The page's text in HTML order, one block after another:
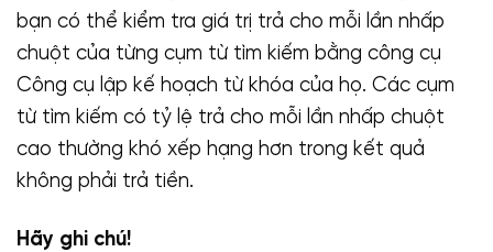
bạn có thể kiểm tra giá trị trả cho mỗi lần nhấp
chuột của từng cụm từ tìm kiếm bằng công cụ
Công cụ lập kế hoạch từ khóa của họ. Các cụm
từ tìm kiếm có tỷ lệ trả cho mỗi lần nhấp chuột
cao thường khó xếp hạng hơn trong kết quả
không phải trả tiền.
Hãy ghi chú!